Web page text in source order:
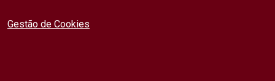
Gestão de Cookies